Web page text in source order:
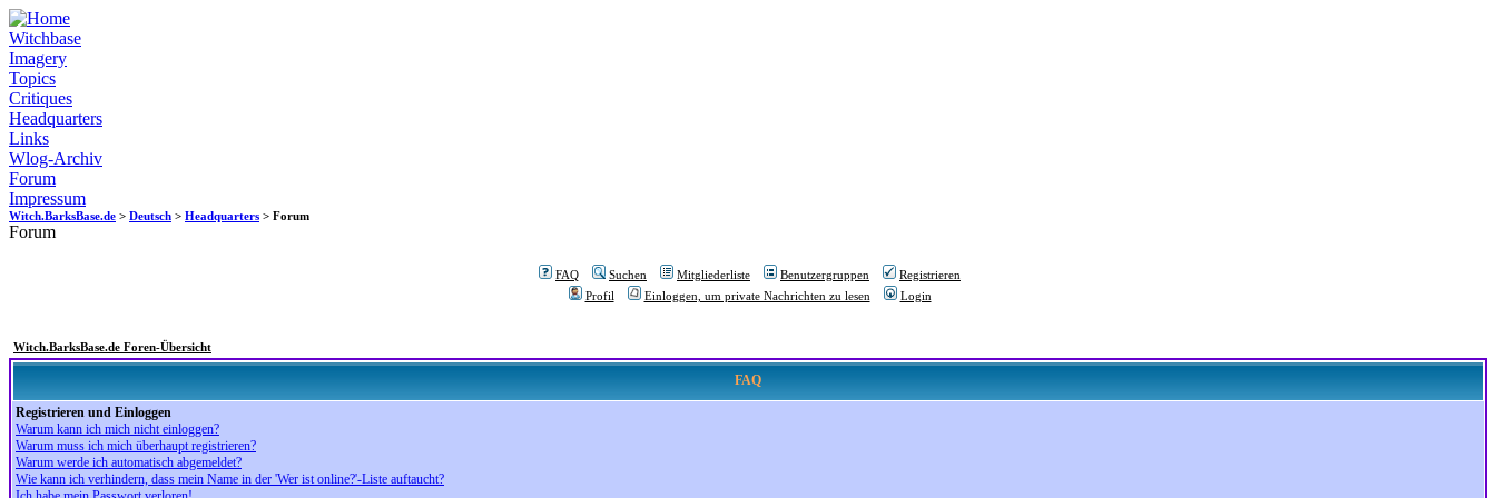
Witchbase
Imagery
Topics
Critiques
Headquarters
Links
Wlog-Archiv
Forum
Impressum
Witch.BarksBase.de > Deutsch > Headquarters > Forum
Forum
FAQ Suchen Mitgliederliste Benutzergruppen
Registrieren
Profil
Einloggen, um private Nachrichten zu lesen Login
Witch.BarksBase.de Foren-Übersicht
FAQ
Registrieren und Einloggen
Warum kann ich mich nicht einloggen?
Warum muss ich mich überhaupt registrieren?
Warum werde ich automatisch abgemeldet?
Wie kann ich verhindern, dass mein Name in der 'Wer ist online?'-Liste auftaucht?